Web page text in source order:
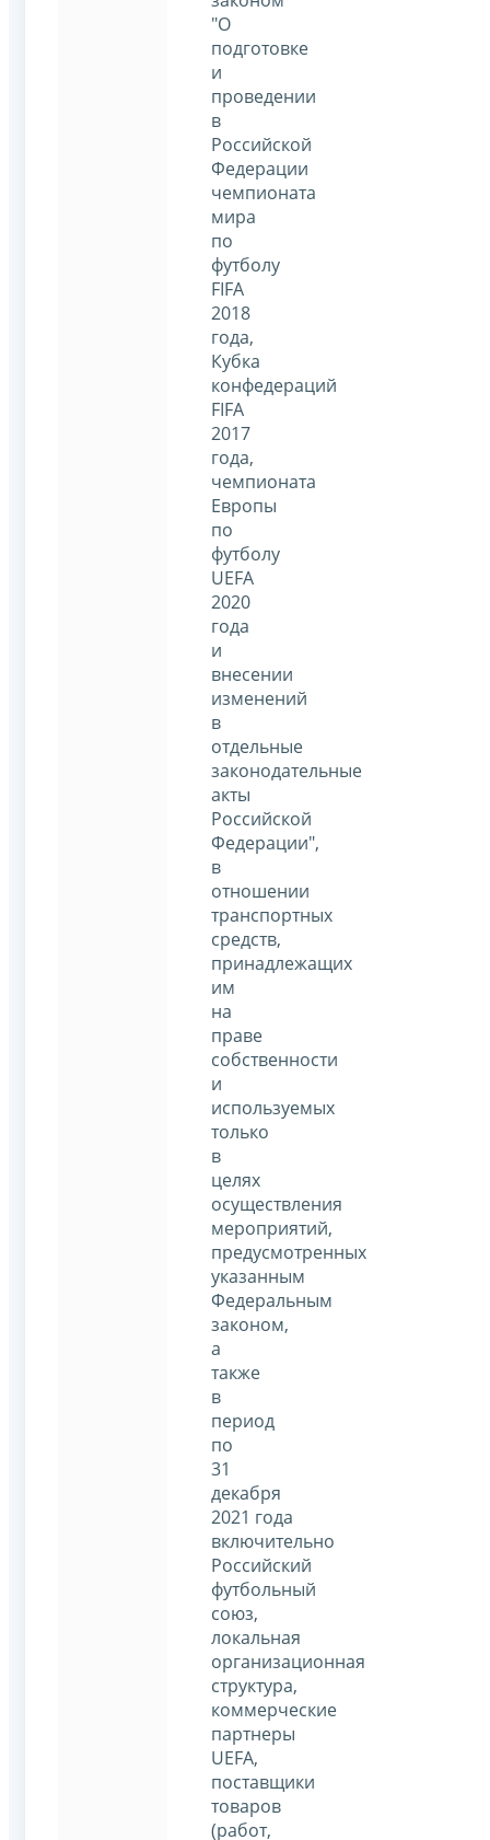
"О
подготовке
и
проведении
в
Российской
Федерации
чемпионата
мира
по
футболу
FIFA
2018
года,
Кубка
конфедераций
FIFA
2017
года,
чемпионата
Европы
по
футболу
UEFA
2020
года
и
внесении
изменений
в
отдельные
законодательные
акты
Российской
Федерации",
в
отношении
транспортных
средств,
принадлежащих
им
на
праве
собственности
и
используемых
только
в
целях
осуществления
мероприятий,
предусмотренных
указанным
Федеральным
законом,
а
также
в
период
по
31
декабря
2021 года
включительно
Российский
футбольный
союз,
локальная
организационная
структура,
коммерческие
партнеры
UEFA,
поставщики
товаров
(работ,